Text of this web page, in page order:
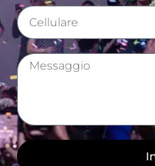
n
o
m
e
C
e
l
l
u
l
a
r
e
M
e
s
s
a
g
g
i